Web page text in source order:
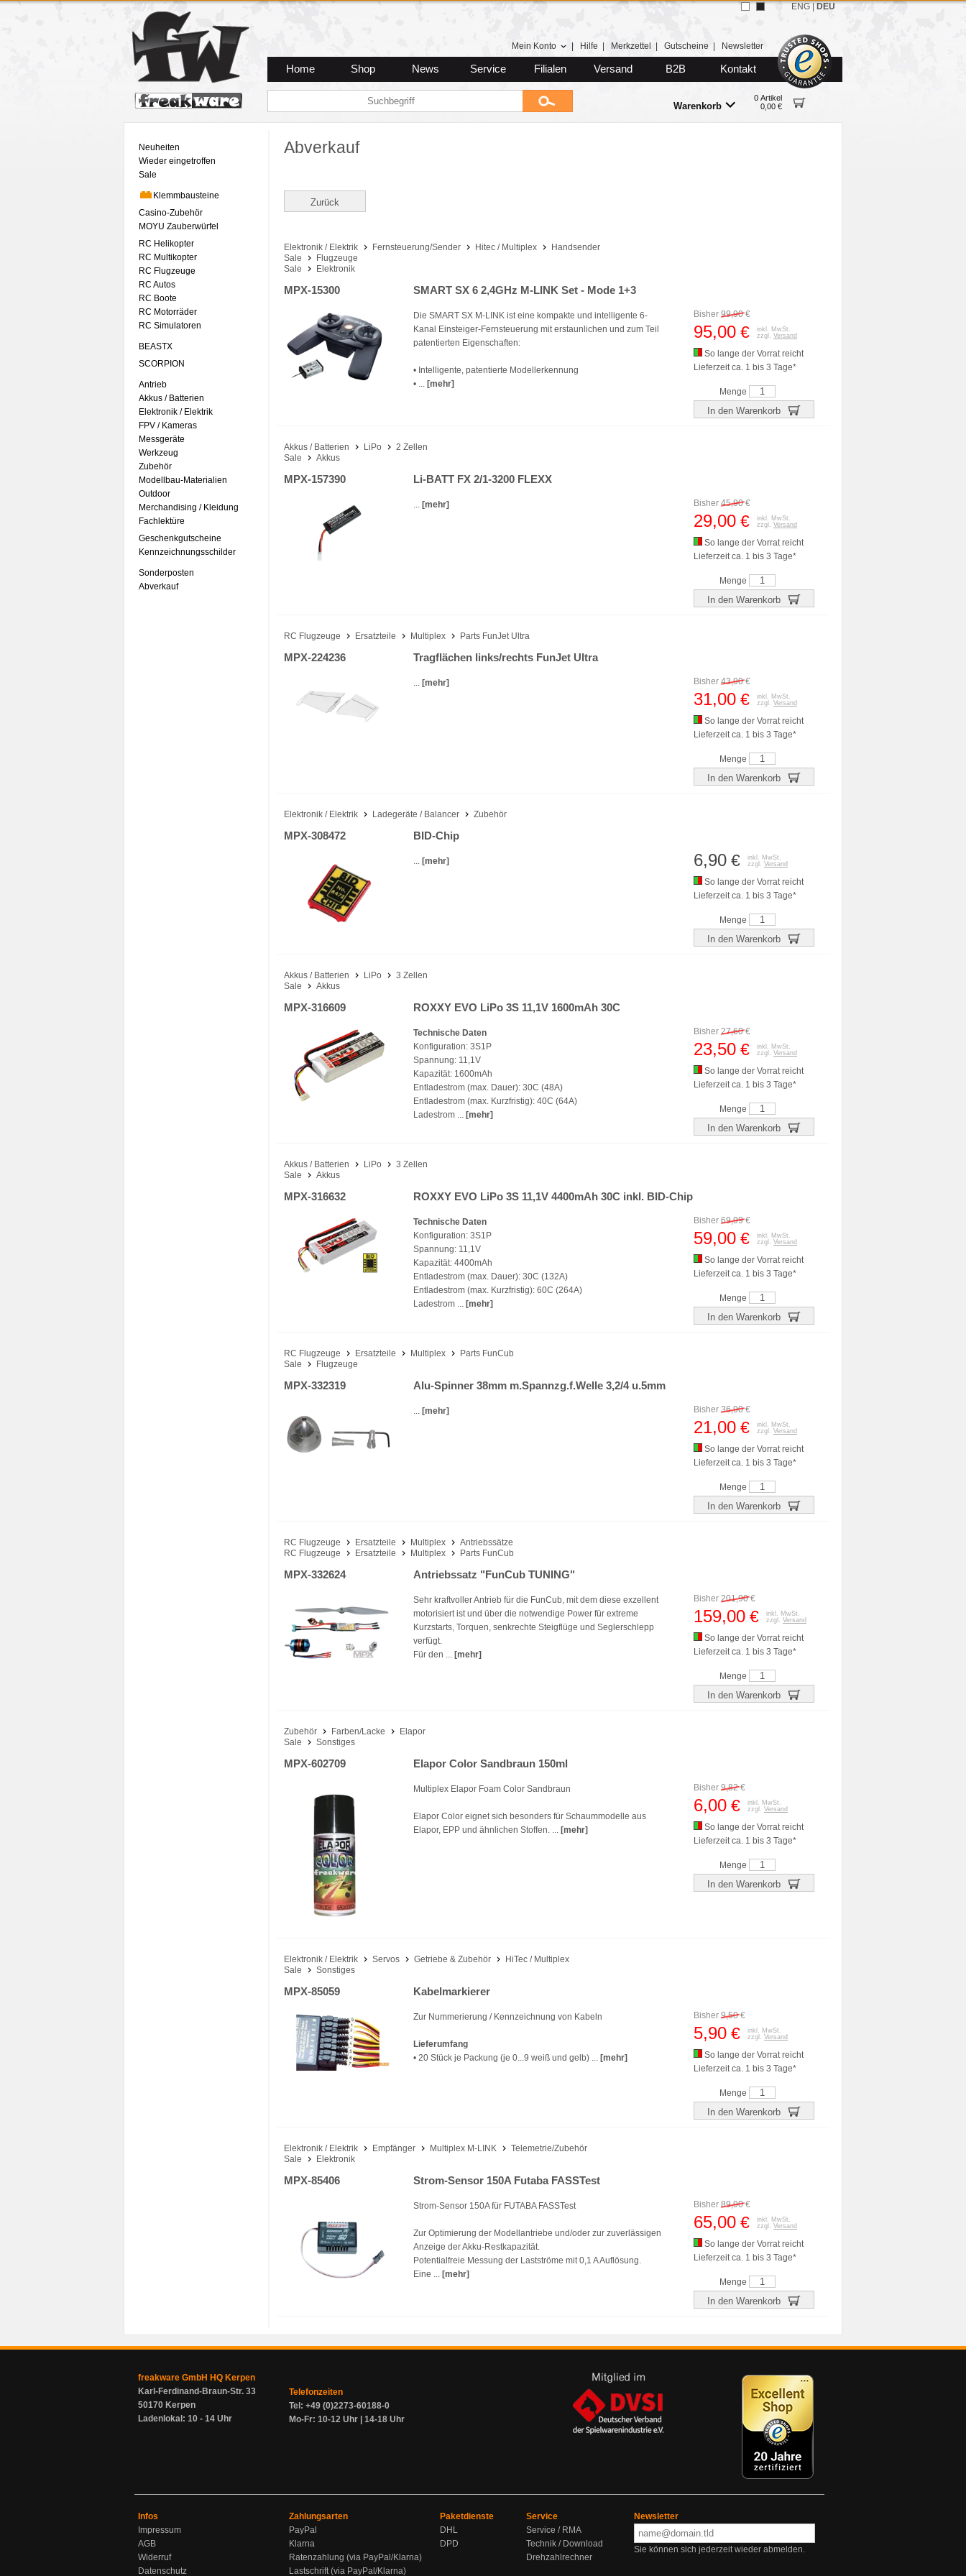
Zum Hauptmenue
Zum Seiteninhalt
Zum Warenkob
Mein Konto Hilfe Merkzettel Gutscheine Newsletter
Home Shop News Service Filialen Versand B2B Kontakt
Warenkorb
0 Artikel
0,00 €
ENG DEU
Neuheiten
Wieder eingetroffen
Sale
Klemmbausteine
Casino-Zubehör
MOYU Zauberwürfel
RC Helikopter
RC Multikopter
RC Flugzeuge
RC Autos
RC Boote
RC Motorräder
RC Simulatoren
BEASTX
SCORPION
Antrieb
Akkus / Batterien
Elektronik / Elektrik
FPV / Kameras
Messgeräte
Werkzeug
Zubehör
Modellbau-Materialien
Outdoor
Merchandising / Kleidung
Fachlektüre
Geschenkgutscheine
Kennzeichnungsschilder
Sonderposten
Abverkauf
Abverkauf
Zurück
Elektronik / Elektrik Fernsteuerung/Sender Hitec / Multiplex
Handsender
Sale
Flugzeuge
Sale
Elektronik
MPX-15300 SMART SX 6 2,4GHz M-LINK Set - Mode 1+3
Die SMART SX M-LINK ist eine kompakte und intelligente 6-
Kanal Einsteiger-Fernsteuerung mit erstaunlichen und zum Teil
patentierten Eigenschaften:
• Intelligente, patentierte Modellerkennung
• ... [mehr]
Bisher 99,90€
95,00 €
inkl. MwSt.
zzgl. Versand
So lange der Vorrat reicht
Lieferzeit ca. 1 bis 3 Tage*
Menge
In den Warenkorb
Akkus / Batterien LiPo
2 Zellen
Sale
Akkus
MPX-157390 Li-BATT FX 2/1-3200 FLEXX
... [mehr] Bisher 45,90€
29,00 €
inkl. MwSt.
zzgl. Versand
So lange der Vorrat reicht
Lieferzeit ca. 1 bis 3 Tage*
Menge
In den Warenkorb
RC Flugzeuge Ersatzteile Multiplex Parts FunJet Ultra
MPX-224236 Tragflächen links/rechts FunJet Ultra
... [mehr] Bisher 43,90€
31,00 €
inkl. MwSt.
zzgl. Versand
So lange der Vorrat reicht
Lieferzeit ca. 1 bis 3 Tage*
Menge
In den Warenkorb
Elektronik / Elektrik Ladegeräte / Balancer Zubehör
MPX-308472 BID-Chip
... [mehr] 6,90 €
inkl. MwSt.
zzgl. Versand
So lange der Vorrat reicht
Lieferzeit ca. 1 bis 3 Tage*
Menge
In den Warenkorb
Akkus / Batterien LiPo
3 Zellen
Sale
Akkus
MPX-316609 ROXXY EVO LiPo 3S 11,1V 1600mAh 30C
Technische Daten
Konfiguration: 3S1P
Spannung: 11,1V
Kapazität: 1600mAh
Entladestrom (max. Dauer): 30C (48A)
Entladestrom (max. Kurzfristig): 40C (64A)
Ladestrom ... [mehr]
Bisher 27,60€
23,50 €
inkl. MwSt.
zzgl. Versand
So lange der Vorrat reicht
Lieferzeit ca. 1 bis 3 Tage*
Menge
In den Warenkorb
Akkus / Batterien LiPo
3 Zellen
Sale
Akkus
MPX-316632 ROXXY EVO LiPo 3S 11,1V 4400mAh 30C inkl. BID-Chip
Technische Daten
Konfiguration: 3S1P
Spannung: 11,1V
Kapazität: 4400mAh
Entladestrom (max. Dauer): 30C (132A)
Entladestrom (max. Kurzfristig): 60C (264A)
Ladestrom ... [mehr]
Bisher 69,99€
59,00 €
inkl. MwSt.
zzgl. Versand
So lange der Vorrat reicht
Lieferzeit ca. 1 bis 3 Tage*
Menge
In den Warenkorb
RC Flugzeuge Ersatzteile Multiplex
Parts FunCub
Sale
Flugzeuge
MPX-332319 Alu-Spinner 38mm m.Spannzg.f.Welle 3,2/4 u.5mm
... [mehr] Bisher 36,90€
21,00 €
inkl. MwSt.
zzgl. Versand
So lange der Vorrat reicht
Lieferzeit ca. 1 bis 3 Tage*
Menge
In den Warenkorb
RC Flugzeuge Ersatzteile Multiplex
Antriebssätze
RC Flugzeuge
Ersatzteile Multiplex Parts FunCub
MPX-332624 Antriebssatz "FunCub TUNING"
Sehr kraftvoller Antrieb für die FunCub, mit dem diese exzellent
motorisiert ist und über die notwendige Power für extreme
Kurzstarts, Torquen, senkrechte Steigflüge und Seglerschlepp
verfügt.
Für den ... [mehr]
Bisher 201,90€
159,00 €
inkl. MwSt.
zzgl. Versand
So lange der Vorrat reicht
Lieferzeit ca. 1 bis 3 Tage*
Menge
In den Warenkorb
Zubehör Farben/Lacke
Elapor
Sale
Sonstiges
MPX-602709 Elapor Color Sandbraun 150ml
Multiplex Elapor Foam Color Sandbraun
Elapor Color eignet sich besonders für Schaummodelle aus
Elapor, EPP und ähnlichen Stoffen. ... [mehr]
Bisher 9,82€
6,00 €
inkl. MwSt.
zzgl. Versand
So lange der Vorrat reicht
Lieferzeit ca. 1 bis 3 Tage*
Menge
In den Warenkorb
Elektronik / Elektrik Servos Getriebe & Zubehör
HiTec / Multiplex
Sale
Sonstiges
MPX-85059 Kabelmarkierer
Zur Nummerierung / Kennzeichnung von Kabeln
Lieferumfang
• 20 Stück je Packung (je 0...9 weiß und gelb) ... [mehr]
Bisher 9,50€
5,90 €
inkl. MwSt.
zzgl. Versand
So lange der Vorrat reicht
Lieferzeit ca. 1 bis 3 Tage*
Menge
In den Warenkorb
Elektronik / Elektrik Empfänger Multiplex M-LINK
Telemetrie/Zubehör
Sale
Elektronik
MPX-85406 Strom-Sensor 150A Futaba FASSTest
Strom-Sensor 150A für FUTABA FASSTest
Zur Optimierung der Modellantriebe und/oder zur zuverlässigen
Anzeige der Akku-Restkapazität.
Potentialfreie Messung der Lastströme mit 0,1 A Auflösung.
Eine ... [mehr]
Bisher 89,90€
65,00 €
inkl. MwSt.
zzgl. Versand
So lange der Vorrat reicht
Lieferzeit ca. 1 bis 3 Tage*
Menge
In den Warenkorb
freakware GmbH HQ Kerpen
Karl-Ferdinand-Braun-Str. 33
50170 Kerpen
Ladenlokal: 10 - 14 Uhr
Telefonzeiten
Tel: +49 (0)2273-60188-0
Mo-Fr: 10-12 Uhr | 14-18 Uhr
Infos
Impressum
AGB
Widerruf
Datenschutz
Zahlungsarten
PayPal
Klarna
Ratenzahlung (via PayPal/Klarna)
Lastschrift (via PayPal/Klarna)
Paketdienste
DHL
DPD
Service
Service / RMA
Technik / Download
Drehzahlrechner
Newsletter
Sie können sich jederzeit wieder abmelden.